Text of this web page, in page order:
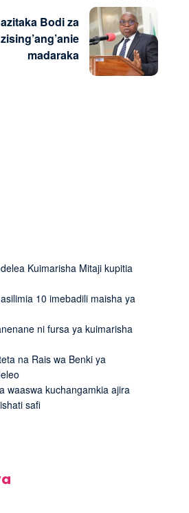
Bodi za
madaraka
Kuimarisha Mitaji kupitia
10 imebadili maisha ya
ni fursa ya kuimarisha
na Rais wa Benki ya
waaswa kuchangamkia ajira
safi